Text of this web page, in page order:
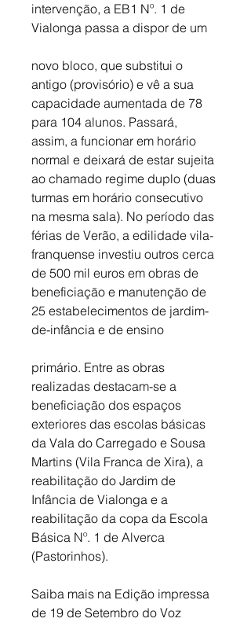
intervenção, a EB1 Nº. 1 de
Vialonga passa a dispor de um
novo bloco, que substitui o
antigo (provisório) e vê a sua
capacidade aumentada de 78
para 104 alunos. Passará,
assim, a funcionar em horário
normal e deixará de estar sujeita
ao chamado regime duplo (duas
turmas em horário consecutivo
na mesma sala). No período das
férias de Verão, a edilidade vila-
franquense investiu outros cerca
de 500 mil euros em obras de
beneficiação e manutenção de
25 estabelecimentos de jardim-
de-infância e de ensino
primário. Entre as obras
realizadas destacam-se a
beneficiação dos espaços
exteriores das escolas básicas
da Vala do Carregado e Sousa
Martins (Vila Franca de Xira), a
reabilitação do Jardim de
Infância de Vialonga e a
reabilitação da copa da Escola
Básica Nº. 1 de Alverca
(Pastorinhos).
Saiba mais na Edição impressa
de 19 de Setembro do Voz